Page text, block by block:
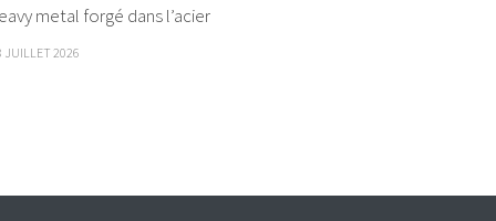
metal forgé dans l’acier
JUILLET 2026